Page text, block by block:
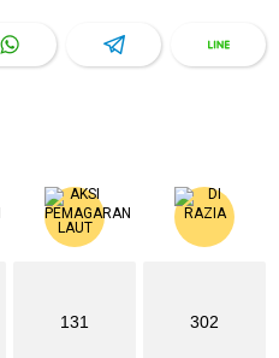
131 302